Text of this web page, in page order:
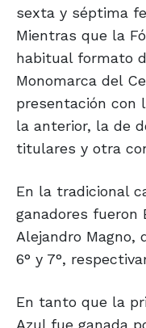
sexta y séptima
Mientras que la
habitual formato
Monomarca del
presentación con
la anterior, la de
titulares y otra
En la tradicional
ganadores fueron
Alejandro Magno,
6° y 7°,
En tanto que la